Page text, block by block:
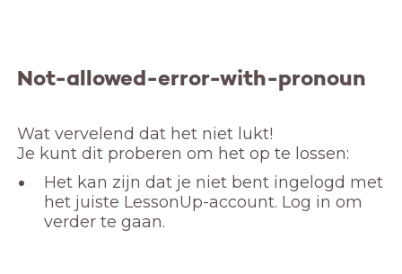
Not-allowed-error-with-pronoun
Wat vervelend dat het niet lukt!
Je kunt dit proberen om het op te lossen:
Het kan zijn dat je niet bent ingelogd met
het juiste LessonUp-account. Log in om
verder te gaan.